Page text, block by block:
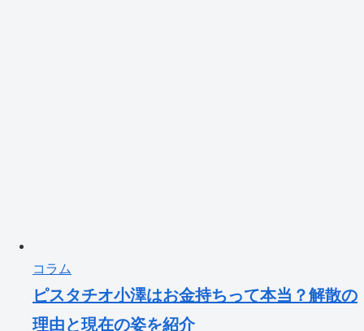
コラム
ピスタチオ小澤はお金持ちって本当？解散の
理由と現在の姿を紹介